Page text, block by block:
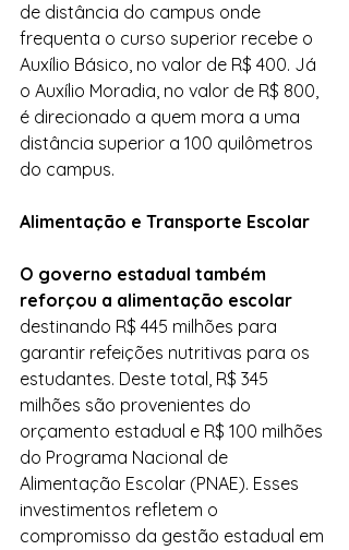
de distância do campus onde
frequenta o curso superior recebe o
Auxílio Básico, no valor de R$ 400. Já
o Auxílio Moradia, no valor de R$ 800,
é direcionado a quem mora a uma
distância superior a 100 quilômetros
do campus.
Alimentação e Transporte Escolar
O governo estadual também
reforçou a alimentação escolar
destinando R$ 445 milhões para
garantir refeições nutritivas para os
estudantes. Deste total, R$ 345
milhões são provenientes do
orçamento estadual e R$ 100 milhões
do Programa Nacional de
Alimentação Escolar (PNAE). Esses
investimentos refletem o
compromisso da gestão estadual em